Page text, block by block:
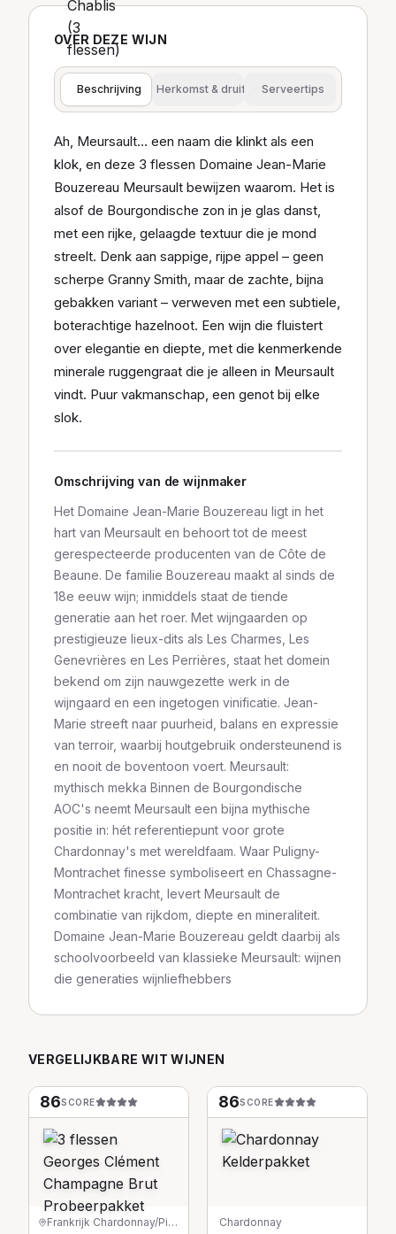
OVER DEZE WIJN
Beschrijving Herkomst & druif Serveertips
Ah, Meursault… een naam die klinkt als een
klok, en deze 3 flessen Domaine Jean-Marie
Bouzereau Meursault bewijzen waarom. Het is
alsof de Bourgondische zon in je glas danst,
met een rijke, gelaagde textuur die je mond
streelt. Denk aan sappige, rijpe appel – geen
scherpe Granny Smith, maar de zachte, bijna
gebakken variant – verweven met een subtiele,
boterachtige hazelnoot. Een wijn die fluistert
over elegantie en diepte, met die kenmerkende
minerale ruggengraat die je alleen in Meursault
vindt. Puur vakmanschap, een genot bij elke
slok.
Omschrijving van de wijnmaker
Het Domaine Jean-Marie Bouzereau ligt in het
hart van Meursault en behoort tot de meest
gerespecteerde producenten van de Côte de
Beaune. De familie Bouzereau maakt al sinds de
18e eeuw wijn; inmiddels staat de tiende
generatie aan het roer. Met wijngaarden op
prestigieuze lieux-dits als Les Charmes, Les
Genevrières en Les Perrières, staat het domein
bekend om zijn nauwgezette werk in de
wijngaard en een ingetogen vinificatie. Jean-
Marie streeft naar puurheid, balans en expressie
van terroir, waarbij houtgebruik ondersteunend is
en nooit de boventoon voert. Meursault:
mythisch mekka Binnen de Bourgondische
AOC's neemt Meursault een bijna mythische
positie in: hét referentiepunt voor grote
Chardonnay's met wereldfaam. Waar Puligny-
Montrachet finesse symboliseert en Chassagne-
Montrachet kracht, levert Meursault de
combinatie van rijkdom, diepte en mineraliteit.
Domaine Jean-Marie Bouzereau geldt daarbij als
schoolvoorbeeld van klassieke Meursault: wijnen
die generaties wijnliefhebbers
VERGELIJKBARE WIT WIJNEN
86SCORE
Frankrijk· Chardonnay/Pinot Meunier/Pinot Noir
86SCORE
·Chardonnay